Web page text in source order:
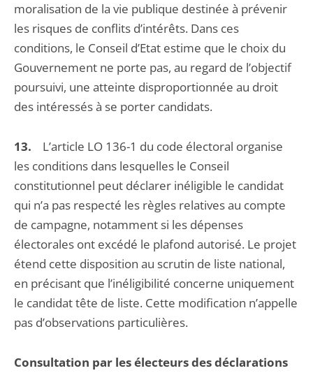
moralisation de la vie publique destinée à prévenir
les risques de conflits d’intérêts. Dans ces
conditions, le Conseil d’Etat estime que le choix du
Gouvernement ne porte pas, au regard de l’objectif
poursuivi, une atteinte disproportionnée au droit
des intéressés à se porter candidats.
13. L’article LO 136-1 du code électoral organise
les conditions dans lesquelles le Conseil
constitutionnel peut déclarer inéligible le candidat
qui n’a pas respecté les règles relatives au compte
de campagne, notamment si les dépenses
électorales ont excédé le plafond autorisé. Le projet
étend cette disposition au scrutin de liste national,
en précisant que l’inéligibilité concerne uniquement
le candidat tête de liste. Cette modification n’appelle
pas d’observations particulières.
Consultation par les électeurs des déclarations